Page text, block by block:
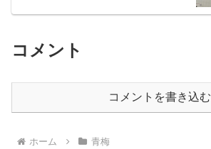
コメント
コメントを書き込む
ホーム 青梅